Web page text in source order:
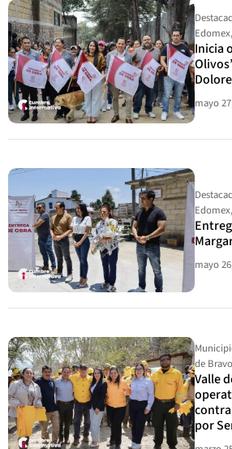
Edomex,
Inicia
mayo
Edomex,
mayo
de Bravo
Valle
por